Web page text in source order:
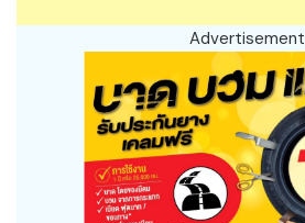
Advertisement